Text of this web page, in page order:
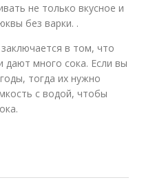
не только вкусное и
без варки. .
в том, что
много сока. Если вы
тогда их нужно
с водой, чтобы